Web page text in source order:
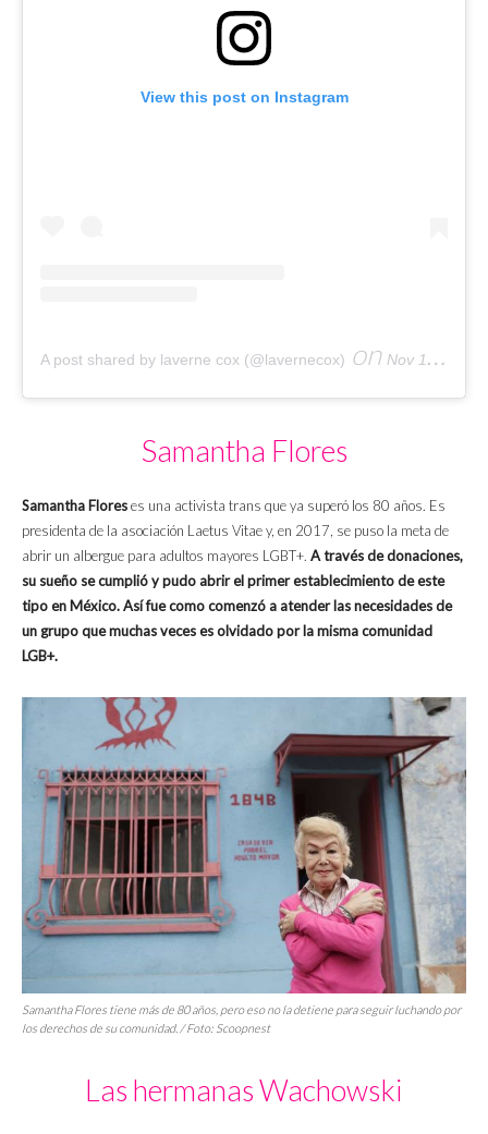
View this post on Instagram
A post shared by laverne cox (@lavernecox) on Nov 11, 2019 at 9:58pm PST
Samantha Flores
Samantha Floreses una activista trans que ya superó los 80 años. Es
presidenta de la asociación Laetus Vitae y, en 2017, se puso la meta de
abrir un albergue para adultos mayores LGBT+. A través de donaciones,
su sueño se cumplió y pudo abrir el primer establecimiento de este
tipo en México. Así fue como comenzó a atender las necesidades de
un grupo que muchas veces es olvidado por la misma comunidad
LGB+.
Samantha Flores tiene más de 80 años, pero eso no la detiene para seguir luchando por
los derechos de su comunidad. / Foto: Scoopnest
Las hermanas Wachowski